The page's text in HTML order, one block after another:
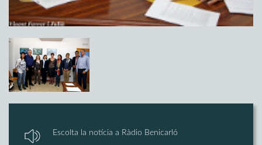
Escolta la notícia a Ràdio Benicarló